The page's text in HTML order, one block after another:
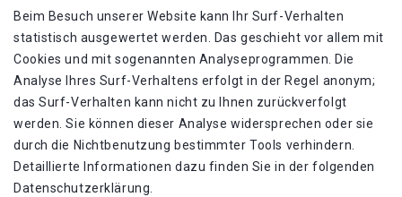
Beim Besuch unserer Website kann Ihr Surf-Verhalten
statistisch ausgewertet werden. Das geschieht vor allem mit
Cookies und mit sogenannten Analyseprogrammen. Die
Analyse Ihres Surf-Verhaltens erfolgt in der Regel anonym;
das Surf-Verhalten kann nicht zu Ihnen zurückverfolgt
werden. Sie können dieser Analyse widersprechen oder sie
durch die Nichtbenutzung bestimmter Tools verhindern.
Detaillierte Informationen dazu finden Sie in der folgenden
Datenschutzerklärung.